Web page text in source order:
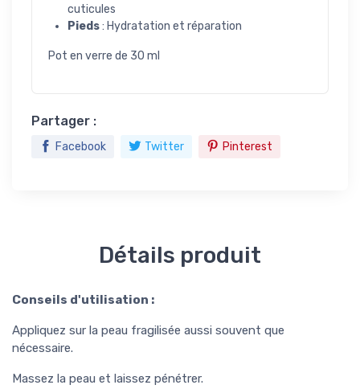
cuticules
Pieds: Hydratation et réparation
Pot en verre de 30 ml
Partager :
Facebook Twitter Pinterest
Détails produit
Conseils d'utilisation :
Appliquez sur la peau fragilisée aussi souvent que
nécessaire.
Massez la peau et laissez pénétrer.